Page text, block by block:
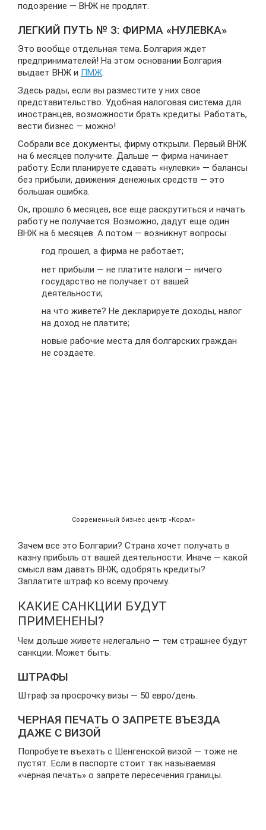
подозрение — ВНЖ не продлят.
ЛЕГКИЙ ПУТЬ № 3: ФИРМА «НУЛЕВКА»
Это вообще отдельная тема. Болгария ждет
предпринимателей! На этом основании Болгария
выдает ВНЖ и ПМЖ.
Здесь рады, если вы разместите у них свое
представительство. Удобная налоговая система для
иностранцев, возможности брать кредиты. Работать,
вести бизнес — можно!
Собрали все документы, фирму открыли. Первый ВНЖ
на 6 месяцев получите. Дальше — фирма начинает
работу. Если планируете сдавать «нулевки» — балансы
без прибыли, движения денежных средств — это
большая ошибка.
Ок, прошло 6 месяцев, все еще раскрутиться и начать
работу не получается. Возможно, дадут еще один
ВНЖ на 6 месяцев. А потом — возникнут вопросы:
год прошел, а фирма не работает;
нет прибыли — не платите налоги — ничего
государство не получает от вашей
деятельности;
на что живете? Не декларируете доходы, налог
на доход не платите;
новые рабочие места для болгарских граждан
не создаете.
Современный бизнес центр «Корал»
Зачем все это Болгарии? Страна хочет получать в
казну прибыль от вашей деятельности. Иначе — какой
смысл вам давать ВНЖ, одобрять кредиты?
Заплатите штраф ко всему прочему.
КАКИЕ САНКЦИИ БУДУТ
ПРИМЕНЕНЫ?
Чем дольше живете нелегально — тем страшнее будут
санкции. Может быть:
ШТРАФЫ
Штраф за просрочку визы — 50 евро/день.
ЧЕРНАЯ ПЕЧАТЬ О ЗАПРЕТЕ ВЪЕЗДА
ДАЖЕ С ВИЗОЙ
Попробуете въехать с Шенгенской визой — тоже не
пустят. Если в паспорте стоит так называемая
«черная печать» о запрете пересечения границы.